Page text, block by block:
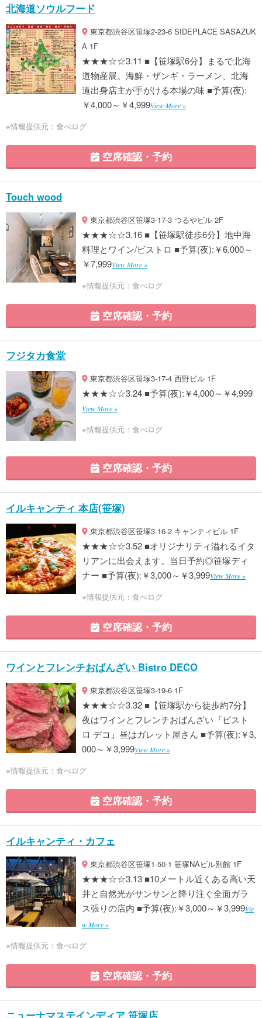
北海道ソウルフード
東京都渋谷区笹塚2-23-6 SIDEPLACE SASAZUK
A 1F
★★★☆☆3.11 ■【笹塚駅6分】まるで北海
道物産展。海鮮・ザンギ・ラーメン、北海
道出身店主が手がける本場の味 ■予算(夜):
￥4,000～￥4,999View More »
※情報提供元：食べログ
空席確認・予約
Touch wood
東京都渋谷区笹塚3-17-3 つるやビル 2F
★★★☆☆3.16 ■【笹塚駅徒歩6分】地中海
料理とワイン/ビストロ ■予算(夜):￥6,000～
￥7,999View More »
※情報提供元：食べログ
空席確認・予約
フジタカ食堂
東京都渋谷区笹塚3-17-4 西野ビル 1F
★★★☆☆3.24 ■予算(夜):￥4,000～￥4,999
View More »
※情報提供元：食べログ
空席確認・予約
イルキャンティ 本店(笹塚)
東京都渋谷区笹塚3-16-2 キャンティビル 1F
★★★☆☆3.52 ■オリジナリティ溢れるイタ
リアンに出会えます。当日予約◎笹塚ディ
ナー ■予算(夜):￥3,000～￥3,999View More »
※情報提供元：食べログ
空席確認・予約
ワインとフレンチおばんざい Bistro DECO
東京都渋谷区笹塚3-19-6 1F
★★★☆☆3.32 ■【笹塚駅から徒歩約7分】
夜はワインとフレンチおばんざい『ビスト
ロ デコ』昼はガレット屋さん ■予算(夜):￥3,
000～￥3,999View More »
※情報提供元：食べログ
空席確認・予約
イルキャンティ・カフェ
東京都渋谷区笹塚1-50-1 笹塚NAビル別館 1F
★★★☆☆3.13 ■10メートル近くある高い天
井と自然光がサンサンと降り注ぐ全面ガラ
ス張りの店内 ■予算(夜):￥3,000～￥3,999Vie
w More »
※情報提供元：食べログ
空席確認・予約